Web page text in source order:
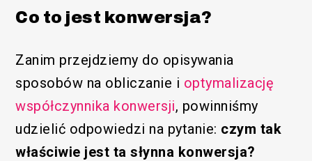
Co to jest konwersja?
Zanim przejdziemy do opisywania
sposobów na obliczanie i optymalizację
współczynnika konwersji, powinniśmy
udzielić odpowiedzi na pytanie: czym tak
właściwie jest ta słynna konwersja?